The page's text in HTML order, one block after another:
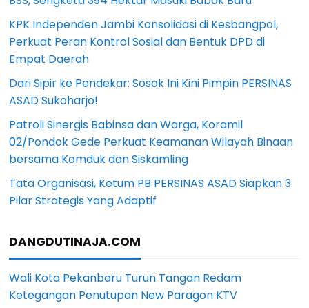
KPK Independen Jambi Konsolidasi di Kesbangpol,
Perkuat Peran Kontrol Sosial dan Bentuk DPD di
Empat Daerah
Dari Sipir ke Pendekar: Sosok Ini Kini Pimpin PERSINAS
ASAD Sukoharjo!
Patroli Sinergis Babinsa dan Warga, Koramil
02/Pondok Gede Perkuat Keamanan Wilayah Binaan
bersama Komduk dan Siskamling
Tata Organisasi, Ketum PB PERSINAS ASAD Siapkan 3
Pilar Strategis Yang Adaptif
DANGDUTINAJA.COM
Wali Kota Pekanbaru Turun Tangan Redam
Ketegangan Penutupan New Paragon KTV